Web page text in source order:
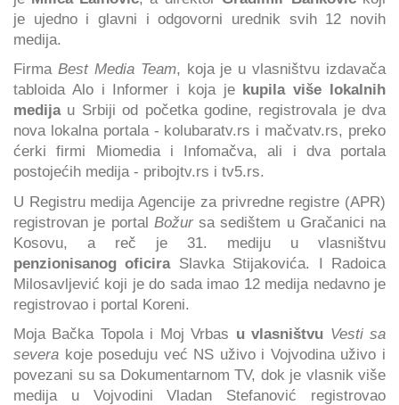
je ujedno i glavni i odgovorni urednik svih 12 novih
medija.
Firma Best Media Team, koja je u vlasništvu izdavača
tabloida Alo i Informer i koja je
kupila više lokalnih
medijau Srbiji od početka godine, registrovala je dva
nova lokalna portala - kolubaratv.rs i mačvatv.rs, preko
ćerki firmi Miomedia i Infomačva, ali i dva portala
postojećih medija - pribojtv.rs i tv5.rs.
U Registru medija Agencije za privredne registre (APR)
registrovan je portal Božursa sedištem u Gračanici na
Kosovu, a reč je 31. mediju u vlasništvu
penzionisanog oficiraSlavka Stijakovića. I Radoica
Milosavljević koji je do sada imao 12 medija nedavno je
registrovao i portal Koreni.
Moja Bačka Topola i Moj Vrbas u vlasništvu Vesti sa
severa koje poseduju već NS uživo i Vojvodina uživo i
povezani su sa Dokumentarnom TV, dok je vlasnik više
medija u Vojvodini Vladan Stefanović registrovao